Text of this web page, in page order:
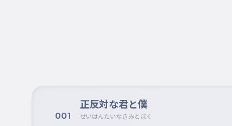
001
正反対な君と僕
せいはんたいなきみとぼく